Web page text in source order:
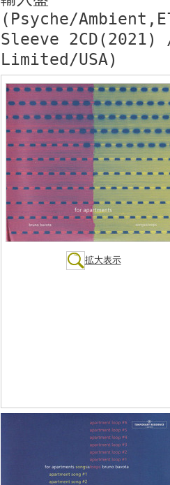
(Psyche/
Sleeve 2CD(2021)
Limited/USA)
拡大表示